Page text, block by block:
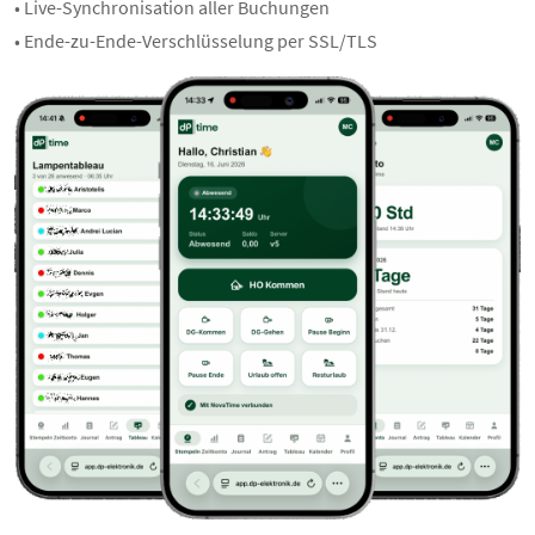
• Live-Synchronisation aller Buchungen
• Ende-zu-Ende-Verschlüsselung per SSL/TLS